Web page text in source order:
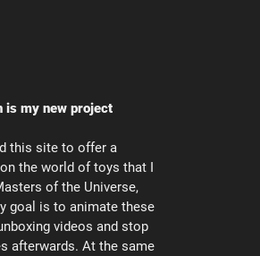
is my new project
this site to offer a
the world of toys that I
of the Universe,
goal is to animate these
videos and stop
afterwards. At the same